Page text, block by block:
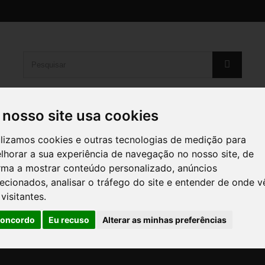
nosso site usa cookies
cookies e outras tecnologias de medição para
a sua experiência de navegação no nosso site, de
a mostrar conteúdo personalizado, anúncios
analisar o tráfego do site e entender de onde
Eu recuso Alterar as minhas preferências
EPSON HP KYOCERA OKI
USB / Pendrives